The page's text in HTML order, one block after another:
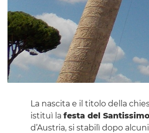
La nascita e il titolo della
istituì la festa del
d’Austria, si stabilì dopo